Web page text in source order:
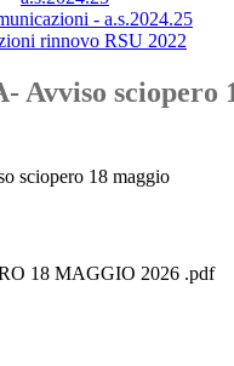
- a.s.2024.25
rinnovo RSU 2022
Avviso sciopero
sciopero 18 maggio
18 MAGGIO 2026 .pdf